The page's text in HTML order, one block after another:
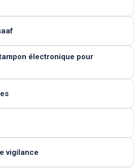
électronique pour
vigilance